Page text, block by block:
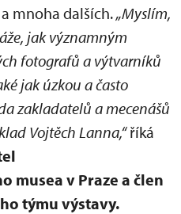
mnoha dalších.„Myslím,
jak významným
fotografů a výtvarníků
jak úzkou a často
zakladatelů a mecenášů
Vojtěch Lanna,“říká
musea v Praze a člen
týmu výstavy.